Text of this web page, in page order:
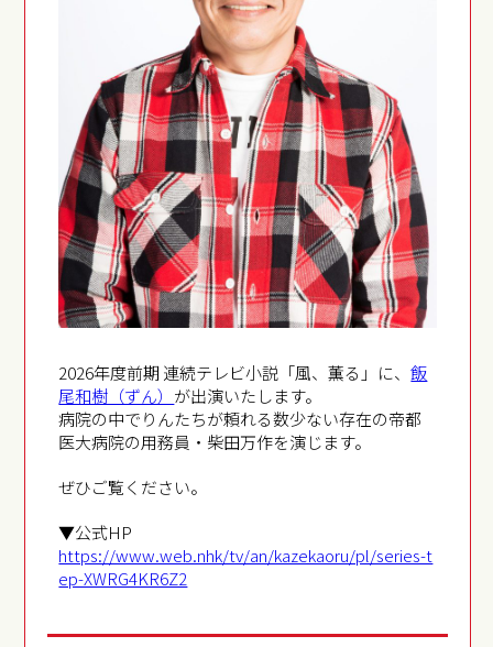
2026年度前期 連続テレビ小説「風、薫る」に、飯
尾和樹（ずん） が出演いたします。
病院の中でりんたちが頼れる数少ない存在の帝都
医大病院の用務員・柴田万作を演じます。
ぜひご覧ください。
▼公式HP
https://www.web.nhk/tv/an/kazekaoru/pl/series-t
ep-XWRG4KR6Z2